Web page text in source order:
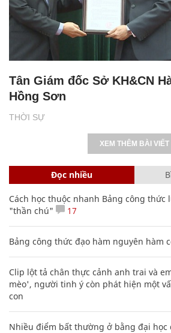
THỜI SỰ
Tân Giám đốc Sở KH&CN
Hồng Sơn
XEM THÊM BÀI VIẾT
Đọc nhiều
Cách học thuộc nhanh Bảng công
"thần chú"
17
Bảng công thức đạo hàm nguyên hàm
Clip lột tả chân thực cảnh anh trai và
mèo', người tinh ý còn phát hiện một
con
Nhiều điểm bất thường ở bằng đại học